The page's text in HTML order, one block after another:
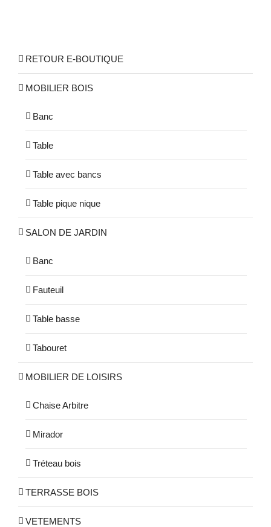
RETOUR E-BOUTIQUE
MOBILIER BOIS
Banc
Table
Table avec bancs
Table pique nique
SALON DE JARDIN
Banc
Fauteuil
Table basse
Tabouret
MOBILIER DE LOISIRS
Chaise Arbitre
Mirador
Tréteau bois
TERRASSE BOIS
VETEMENTS